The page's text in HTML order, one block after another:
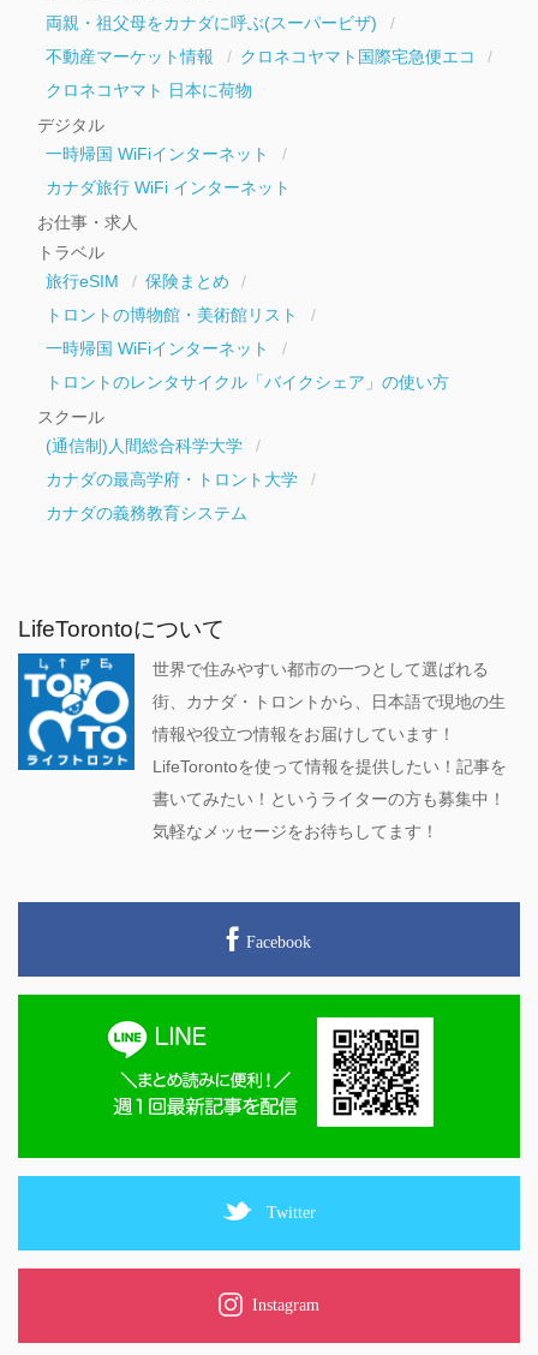
両親・祖父母をカナダに呼ぶ(スーパービザ)
不動産マーケット情報
クロネコヤマト国際宅急便エコ
クロネコヤマト 日本に荷物
デジタル
一時帰国 WiFiインターネット
カナダ旅行 WiFi インターネット
お仕事・求人
トラベル
旅行eSIM
保険まとめ
トロントの博物館・美術館リスト
一時帰国 WiFiインターネット
トロントのレンタサイクル「バイクシェア」の使い方
スクール
(通信制)人間総合科学大学
カナダの最高学府・トロント大学
カナダの義務教育システム
LifeTorontoについて
世界で住みやすい都市の一つとして選ばれる
街、カナダ・トロントから、日本語で現地の生
情報や役立つ情報をお届けしています！
LifeTorontoを使って情報を提供したい！記事を
書いてみたい！というライターの方も募集中！
気軽なメッセージをお待ちしてます！
Facebook
Twitter
Instagram